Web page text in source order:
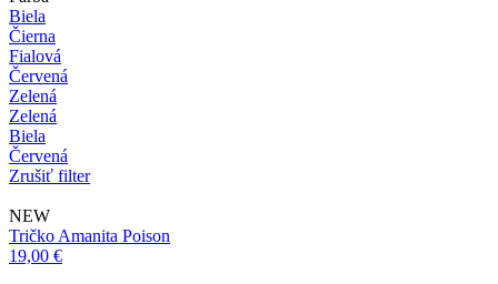
Biela
Čierna
Fialová
Červená
Zelená
Zelená
Biela
Červená
Zrušiť filter
NEW
Tričko Amanita Poison
19,00 €